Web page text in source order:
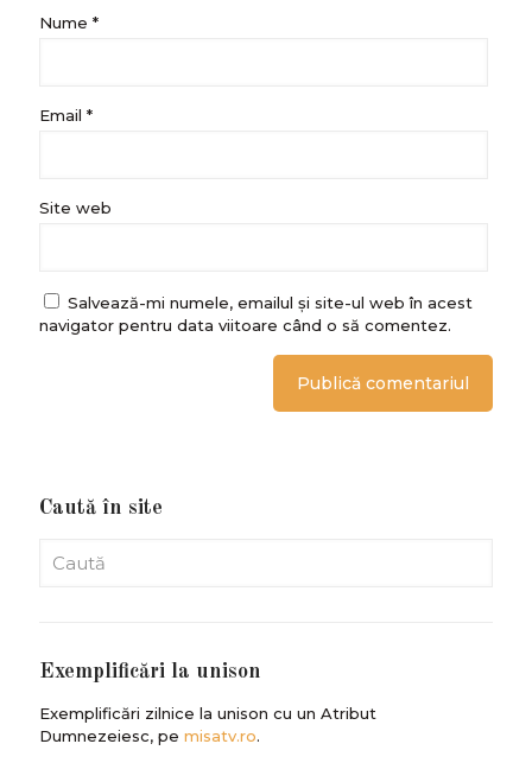
Nume *
Email *
Site web
Salvează-mi numele, emailul și site-ul web în acest
navigator pentru data viitoare când o să comentez.
Caută în site
Exemplificări la unison
Exemplificări zilnice la unison cu un Atribut
Dumnezeiesc, pe misatv.ro.